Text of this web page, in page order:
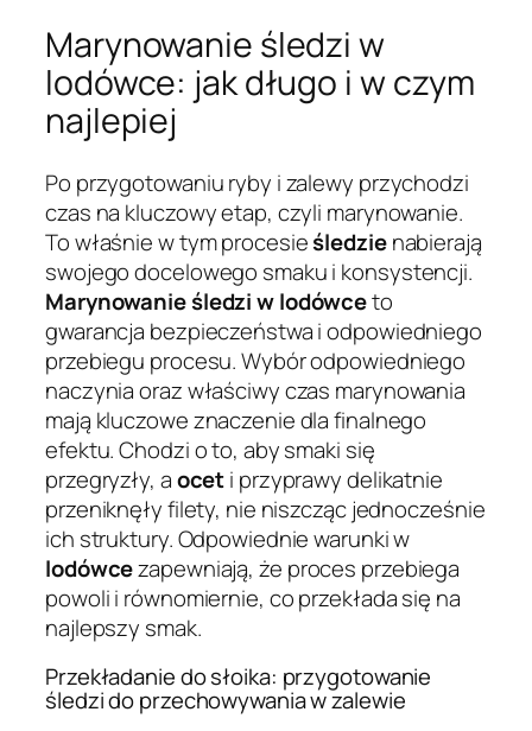
Marynowanie śledzi w
lodówce: jak długo i w czym
najlepiej
Po przygotowaniu ryby i zalewy przychodzi
czas na kluczowy etap, czyli marynowanie.
To właśnie w tym procesieśledzienabierają
swojego docelowego smaku i konsystencji.
Marynowanie śledzi w lodówceto
gwarancja bezpieczeństwa i odpowiedniego
przebiegu procesu. Wybór odpowiedniego
naczynia oraz właściwy czas marynowania
mają kluczowe znaczenie dla finalnego
efektu. Chodzi o to, aby smaki się
przegryzły, aoceti przyprawy delikatnie
przeniknęły filety, nie niszcząc jednocześnie
ich struktury. Odpowiednie warunki w
lodówcezapewniają, że proces przebiega
powoli i równomiernie, co przekłada się na
najlepszy smak.
Przekładanie do słoika: przygotowanie
śledzi do przechowywania w zalewie